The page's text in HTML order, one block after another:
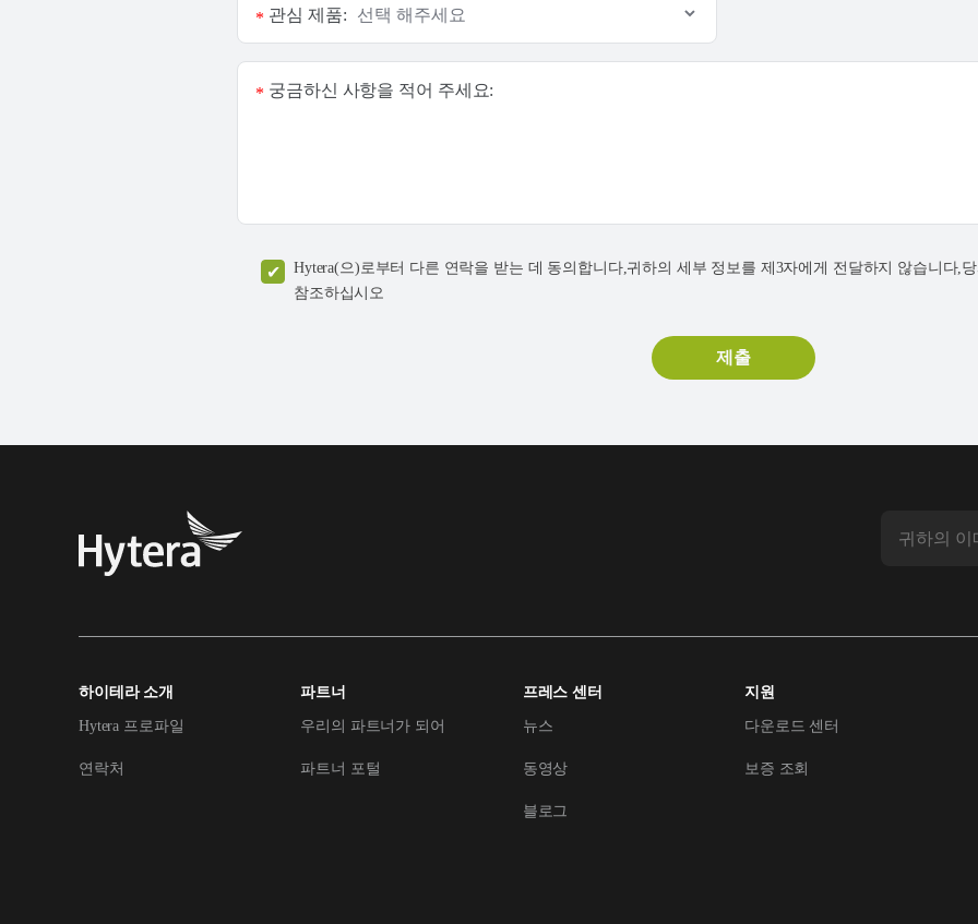
관심 제품:
*
궁금하신 사항을 적어 주세요:
*
Hytera(으)로부터 다른 연락을 받는 데 동의합니다,귀하의 세부 정보를 제3자에게 전달하지 않습니다,
참조하십시오
하이테라 소개
Hytera 프로파일
연락처
파트너
우리의 파트너가 되어
파트너 포털
프레스 센터
뉴스
동영상
블로그
지원
다운로드 센터
보증 조회